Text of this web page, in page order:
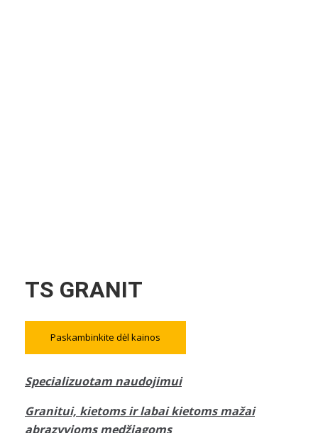
TS GRANIT
Paskambinkite dėl kainos
Specializuotam naudojimui
Granitui, kietoms ir labai kietoms mažai
abrazyvioms medžiagoms